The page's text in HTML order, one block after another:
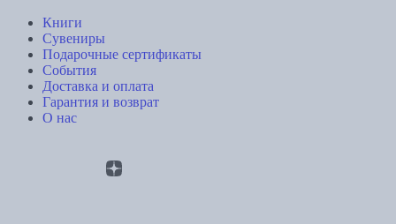
Книги
Сувениры
Подарочные сертификаты
События
Доставка и оплата
Гарантия и возврат
О нас